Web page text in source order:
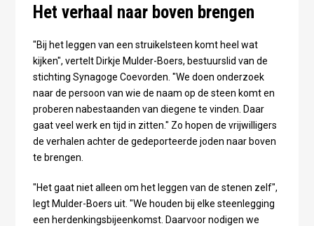
Het verhaal naar boven brengen
"Bij het leggen van een struikelsteen komt heel wat
kijken", vertelt Dirkje Mulder-Boers, bestuurslid van de
stichting Synagoge Coevorden. "We doen onderzoek
naar de persoon van wie de naam op de steen komt en
proberen nabestaanden van diegene te vinden. Daar
gaat veel werk en tijd in zitten." Zo hopen de vrijwilligers
de verhalen achter de gedeporteerde joden naar boven
te brengen.
"Het gaat niet alleen om het leggen van de stenen zelf",
legt Mulder-Boers uit. "We houden bij elke steenlegging
een herdenkingsbijeenkomst. Daarvoor nodigen we